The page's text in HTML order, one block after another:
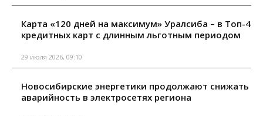
Карта «120 дней на максимум» Уралсиба – в Топ-4
кредитных карт с длинным льготным периодом
29 июля 2026, 09:10
Новосибирские энергетики продолжают снижать
аварийность в электросетях региона